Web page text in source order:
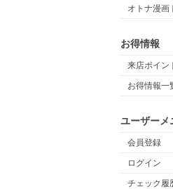
オトナ漫画
お得情報
来店ポイン
お得情報一
ユーザーメ
会員登録
ログイン
チェック履